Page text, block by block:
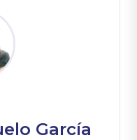
García